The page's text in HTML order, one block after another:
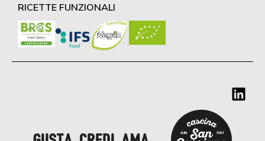
RICETTE FUNZIONALI